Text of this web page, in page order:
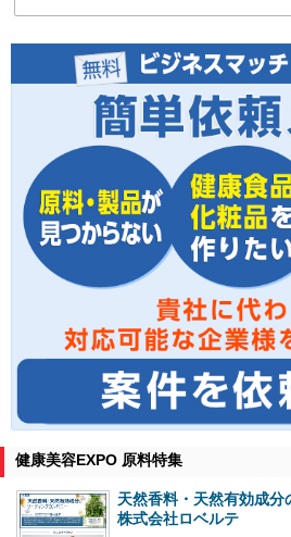
健康美容EXPO 原料特集
天然香料・天然有効成
株式会社ロベルテ